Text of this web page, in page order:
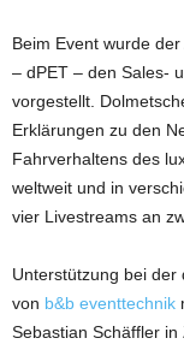
Beim Event wurde
– dPET – den Sales-
vorgestellt.
Erklärungen zu den
Fahrverhaltens des
weltweit und in
vier Livestreams an
Unterstützung bei der
von b&b eventtechnik
Sebastian Schäffler